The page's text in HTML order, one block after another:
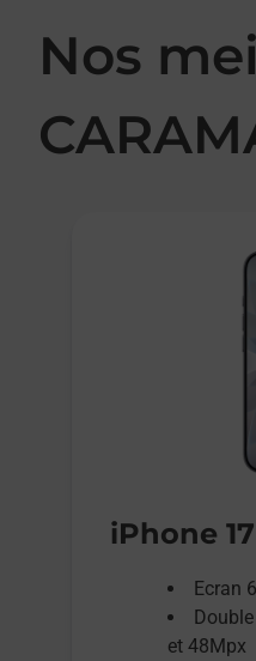
Nos
iPhone 17
Ecran
et 48Mpx